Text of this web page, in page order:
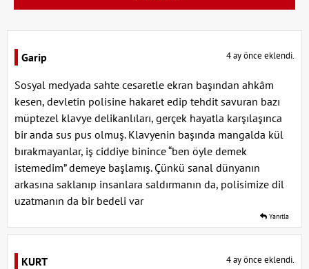
Garip 4 ay önce eklendi.
Sosyal medyada sahte cesaretle ekran başından ahkâm
kesen, devletin polisine hakaret edip tehdit savuran bazı
müptezel klavye delikanlıları, gerçek hayatla karşılaşınca
bir anda sus pus olmuş. Klavyenin başında mangalda kül
bırakmayanlar, iş ciddiye binince “ben öyle demek
istemedim” demeye başlamış. Çünkü sanal dünyanın
arkasına saklanıp insanlara saldırmanın da, polisimize dil
uzatmanın da bir bedeli var
Yanıtla
KURT 4 ay önce eklendi.